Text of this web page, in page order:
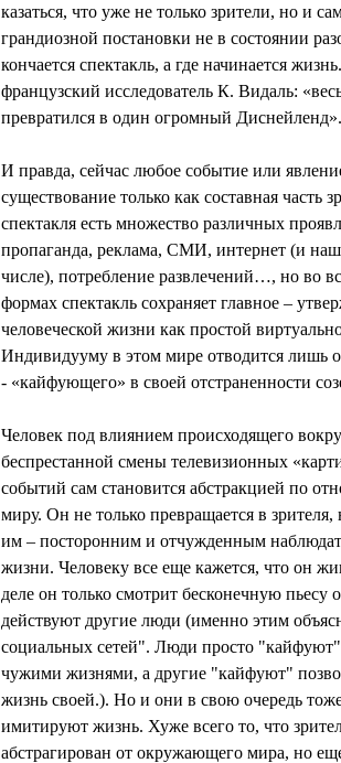
казаться, что уже не только зрители, но и
грандиозной постановки не в состоянии
кончается спектакль, а где начинается
французский исследователь К. Видаль:
превратился в один огромный Диснейленд».
И правда, сейчас любое событие или
существование только как составная часть
спектакля есть множество различных
пропаганда, реклама, СМИ, интернет (и
числе), потребление развлечений…, но во
формах спектакль сохраняет главное –
человеческой жизни как простой
Индивидууму в этом мире отводится лишь
- «кайфующего» в своей отстраненности
Человек под влиянием происходящего
беспрестанной смены телевизионных
событий сам становится абстракцией по
миру. Он не только превращается в
им – посторонним и отчужденным
жизни. Человеку все еще кажется, что он
деле он только смотрит бесконечную пьесу
действуют другие люди (именно этим
социальных сетей". Люди просто "кайфуют"
чужими жизнями, а другие "кайфуют"
жизнь своей.). Но и они в свою очередь
имитируют жизнь. Хуже всего то, что
абстрагирован от окружающего мира, но